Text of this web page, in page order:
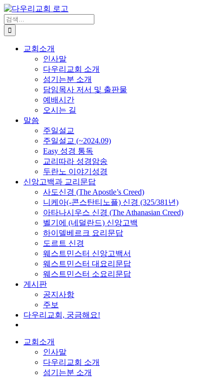
Skip
to
content
검
색
...
교회소개
인사말
다우리교회 소개
섬기는분 소개
담임목사 저서 및 출판물
예배시간
오시는 길
말씀
주일설교
주일설교 (~2024.09)
Easy 성경 통독
교리따라 성경암송
두란노 이야기성경
신앙고백과 교리문답
사도신경 (The Apostle’s Creed)
니케아(-콘스탄티노플) 신경 (325/381년)
아타나시우스 신경 (The Athanasian Creed)
벨기에 (네덜란드) 신앙고백
하이델베르크 요리문답
도르트 신경
웨스트민스터 신앙고백서
웨스트민스터 대요리문답
웨스트민스터 소요리문답
게시판
공지사항
주보
다우리교회, 궁금해요!
교회소개
인사말
다우리교회 소개
섬기는분 소개